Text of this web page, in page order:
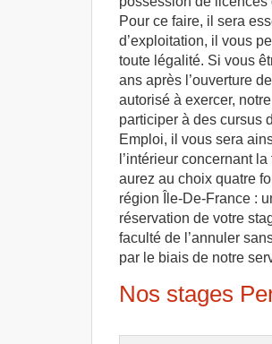
Pour ce faire, il sera
d’exploitation, il vous
toute légalité. Si vous
ans après l’ouverture
autorisé à exercer,
participer à des cursus
Emploi, il vous sera
l’intérieur concernant
aurez au choix quatre
région Île-De-France :
réservation de votre
faculté de l’annuler
par le biais de notre
Nos stages